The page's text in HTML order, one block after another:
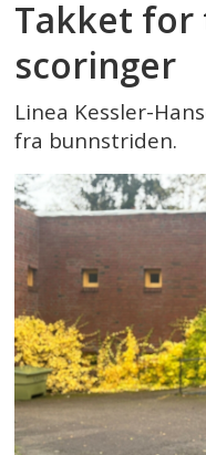
Takket
scoringer
Linea Kessler-
fra bunnstriden.